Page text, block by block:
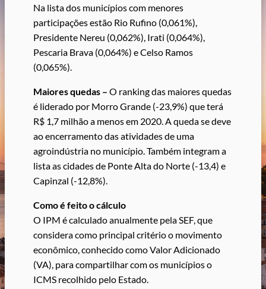
Na lista dos municípios com menores
participações estão Rio Rufino (0,061%),
Presidente Nereu (0,062%), Irati (0,064%),
Pescaria Brava (0,064%) e Celso Ramos
(0,065%).
Maiores quedas – O ranking das maiores quedas
é liderado por Morro Grande (-23,9%) que terá
R$ 1,7 milhão a menos em 2020. A queda se deve
ao encerramento das atividades de uma
agroindústria no município. Também integram a
lista as cidades de Ponte Alta do Norte (-13,4) e
Capinzal (-12,8%).
Como é feito o cálculo
O IPM é calculado anualmente pela SEF, que
considera como principal critério o movimento
econômico, conhecido como Valor Adicionado
(VA), para compartilhar com os municípios o
ICMS recolhido pelo Estado.